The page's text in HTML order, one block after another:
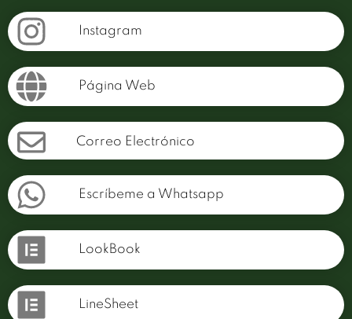
Instagram
Página Web
Correo Electrónico
Escríbeme a Whatsapp
LookBook
LineSheet